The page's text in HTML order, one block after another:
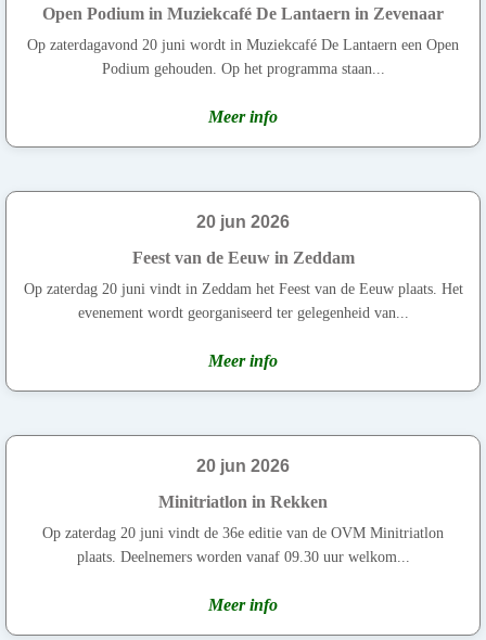
Open Podium in Muziekcafé De Lantaern in Zevenaar
Op zaterdagavond 20 juni wordt in Muziekcafé De Lantaern een Open
Podium gehouden. Op het programma staan...
Meer info
20 jun 2026
Feest van de Eeuw in Zeddam
Op zaterdag 20 juni vindt in Zeddam het Feest van de Eeuw plaats. Het
evenement wordt georganiseerd ter gelegenheid van...
Meer info
20 jun 2026
Minitriatlon in Rekken
Op zaterdag 20 juni vindt de 36e editie van de OVM Minitriatlon
plaats. Deelnemers worden vanaf 09.30 uur welkom...
Meer info